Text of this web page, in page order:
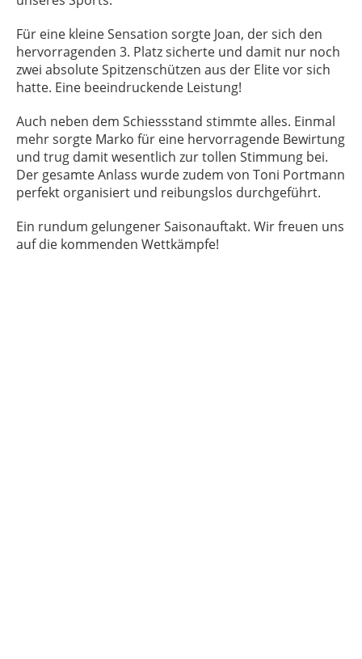
Für eine kleine Sensation sorgte Joan, der sich den
hervorragenden 3. Platz sicherte und damit nur noch
zwei absolute Spitzenschützen aus der Elite vor sich
hatte. Eine beeindruckende Leistung!
Auch neben dem Schiessstand stimmte alles. Einmal
mehr sorgte Marko für eine hervorragende Bewirtung
und trug damit wesentlich zur tollen Stimmung bei.
Der gesamte Anlass wurde zudem von Toni Portmann
perfekt organisiert und reibungslos durchgeführt.
Ein rundum gelungener Saisonauftakt. Wir freuen uns
auf die kommenden Wettkämpfe!